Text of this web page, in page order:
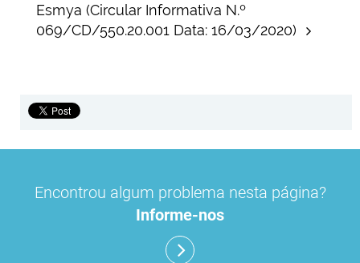
Esmya (Circular Informativa N.º
069/CD/550.20.001 Data: 16/03/2020)
Encontrou algum problema nesta página?
Informe-nos